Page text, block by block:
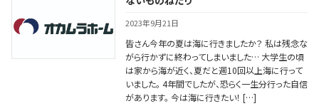
2023年9月21日
皆さん今年の夏は海に行きましたか？ 私は残念な
がら行かずに終わってしまいました… 大学生の頃
は家から海が近く、夏だと週10回以上海に行って
いました。 4年間でしたが、恐らく一生分行った自信
があります。 今は海に行きたい！ […]